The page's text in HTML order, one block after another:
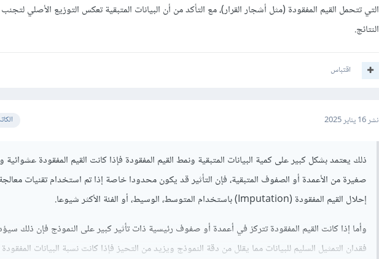
التي تتحمل القيم المفقودة (مثل أشجار القرار)، مع التأكد من أن البيانات المتبقية تعكس التوزيع الأصلي
النتائج.
اقتباس
نشر16 يناير 2025
ذلك يعتمد بشكل كبير على كمية البيانات المتبقية ونمط القيم المفقودة فإذا كانت القيم المفقودة عشوائية
صغيرة من الأعمدة أو الصفوف المتبقية، فإن التأثير قد يكون محدودا خاصة إذا تم استخدام تقنيات
إحلال القيم المفقودة (Imputation) باستخدام المتوسط، الوسيط، أو الفئة الأكثر شيوعا.
وأما إذا كانت القيم المفقودة تتركز في أعمدة أو صفوف رئيسية ذات تأثير كبير على النموذج فإن ذلك
فقدان التمثيل السليم للبيانات مما يقلل من دقة النموذج ويزيد من التحيز فإذا كانت نسبة البيانات